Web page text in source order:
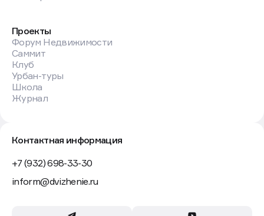
Фото: Сергей Петров/NEWS.ru/ТАСС
Fashion-ритейлер Lime сворачивает
франчайзинговую модель и в ближайшее время
закроет 14 последних партнерских магазинов. Бренд
планирует сделать ставку на развитие собственной
в пресс-службе компании.
в торгово-развлекательных центрах Нижнего
Новгорода, Санкт-Петербурга и Тюмени. К запуску
Разворот к большим площадям начался у ретейлера